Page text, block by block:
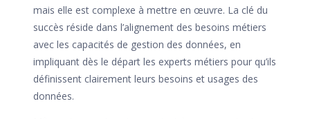
mais elle est complexe à mettre en œuvre. La clé du
succès réside dans l’alignement des besoins métiers
avec les capacités de gestion des données, en
impliquant dès le départ les experts métiers pour qu’ils
définissent clairement leurs besoins et usages des
données.